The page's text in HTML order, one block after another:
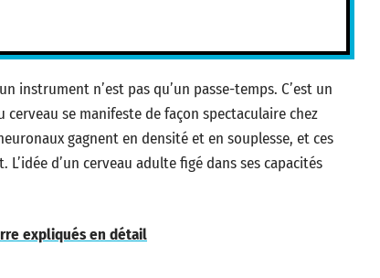
instrument n’est pas qu’un passe-temps. C’est un
se manifeste de façon spectaculaire chez
gagnent en densité et en souplesse, et ces
d’un cerveau adulte figé dans ses capacités
expliqués en détail